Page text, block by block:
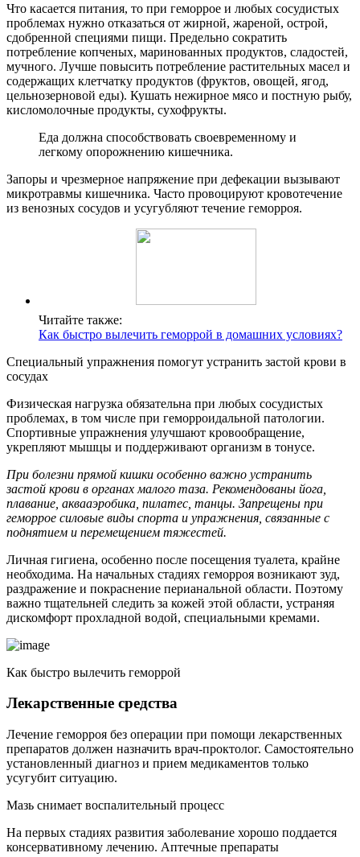
Что касается питания, то при геморрое и любых сосудистых
проблемах нужно отказаться от жирной, жареной, острой,
сдобренной специями пищи. Предельно сократить
потребление копченых, маринованных продуктов, сладостей,
мучного. Лучше повысить потребление растительных масел и
содержащих клетчатку продуктов (фруктов, овощей, ягод,
цельнозерновой еды). Кушать нежирное мясо и постную рыбу,
кисломолочные продукты, сухофрукты.
Еда должна способствовать своевременному и
легкому опорожнению кишечника.
Запоры и чрезмерное напряжение при дефекации вызывают
микротравмы кишечника. Часто провоцируют кровотечение
из венозных сосудов и усугубляют течение геморроя.
Читайте также:
Как быстро вылечить геморрой в домашних условиях?
Специальный упражнения помогут устранить застой крови в
сосудах
Физическая нагрузка обязательна при любых сосудистых
проблемах, в том числе при геморроидальной патологии.
Спортивные упражнения улучшают кровообращение,
укрепляют мышцы и поддерживают организм в тонусе.
При болезни прямой кишки особенно важно устранить
застой крови в органах малого таза. Рекомендованы йога,
плавание, аквааэробика, пилатес, танцы. Запрещены при
геморрое силовые виды спорта и упражнения, связанные с
поднятием и перемещением тяжестей.
Личная гигиена, особенно после посещения туалета, крайне
необходима. На начальных стадиях геморроя возникают зуд,
раздражение и покраснение перианальной области. Поэтому
важно тщательней следить за кожей этой области, устраняя
дискомфорт прохладной водой, специальными кремами.
Как быстро вылечить геморрой
Лекарственные средства
Лечение геморроя без операции при помощи лекарственных
препаратов должен назначить врач-проктолог. Самостоятельно
установленный диагноз и прием медикаментов только
усугубит ситуацию.
Мазь снимает воспалительный процесс
На первых стадиях развития заболевание хорошо поддается
консервативному лечению. Аптечные препараты